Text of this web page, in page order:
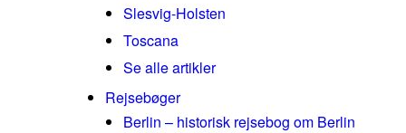
Slesvig-Holsten
Toscana
Se alle artikler
Rejsebøger
Berlin – historisk rejsebog om Berlin